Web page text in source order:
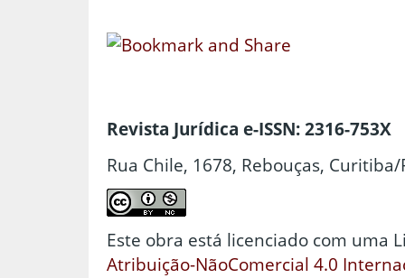
Revista Jurídica e-ISSN: 2316-753X
Rua Chile, 1678, Rebouças, Curitiba/
Este obra está licenciado com uma
Atribuição-NãoComercial 4.0